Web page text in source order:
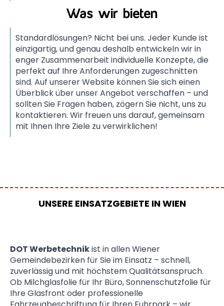
Was wir bieten
Standardlösungen? Nicht bei uns. Jeder Kunde ist
einzigartig, und genau deshalb entwickeln wir in
enger Zusammenarbeit individuelle Konzepte, die
perfekt auf Ihre Anforderungen zugeschnitten
sind. Auf unserer Website können Sie sich einen
Überblick über unser Angebot verschaffen – und
sollten Sie Fragen haben, zögern Sie nicht, uns zu
kontaktieren. Wir freuen uns darauf, gemeinsam
mit Ihnen Ihre Ziele zu verwirklichen!
UNSERE EINSATZGEBIETE IN WIEN
DOT Werbetechnikist in allen Wiener
Gemeindebezirken für Sie im Einsatz – schnell,
zuverlässig und mit höchstem Qualitätsanspruch.
Ob Milchglasfolie für Ihr Büro, Sonnenschutzfolie für
Ihre Glasfront oder professionelle